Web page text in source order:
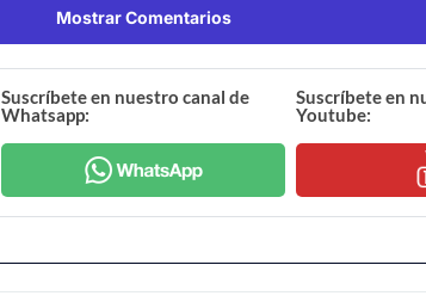
Mostrar Comentarios
Suscríbete en nuestro canal de
Whatsapp:
Suscríbete en
Youtube: